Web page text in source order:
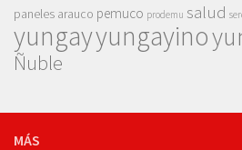
paneles arauco pemuco prodemu salud
yungayyungayino
Ñuble
MÁS